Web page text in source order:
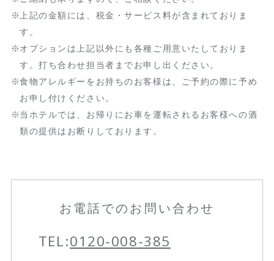
上記の金額には、税金・サービス料が含まれておりま
す。
オプションは上記以外にも各種ご用意いたしておりま
す。打ち合わせ担当者までお申し出ください。
食物アレルギーをお持ちのお客様は、ご予約の際に予め
お申し付けください。
当ホテルでは、お帰りにお車を運転されるお客様への酒
類の提供はお断りしております。
お電話でのお問い合わせ
TEL:0120-008-385